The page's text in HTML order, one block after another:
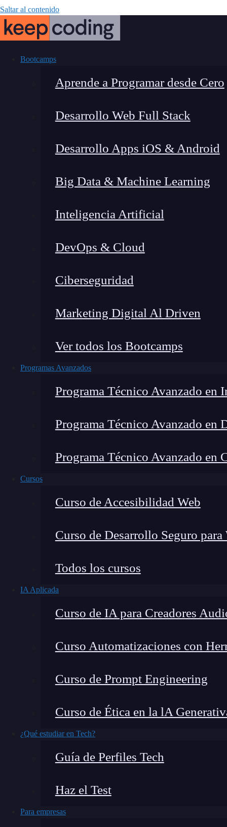
Saltar al contenido
Bootcamps
Aprende a Programar desde Cero
Desarrollo Web Full Stack
Desarrollo Apps iOS & Android
Big Data & Machine Learning
Inteligencia Artificial
DevOps & Cloud
Ciberseguridad
Marketing Digital Al Driven
Ver todos los Bootcamps
Programas Avanzados
Programa Técnico Avanzado en
Programa Técnico Avanzado
Programa Técnico Avanzado
Cursos
Curso de Accesibilidad Web
Curso de Desarrollo Seguro para
Todos los cursos
IA Aplicada
Curso de IA para Creadores
Curso Automatizaciones con
Curso de Prompt Engineering
Curso de Ética en la lA
¿Qué estudiar en Tech?
Guía de Perfiles Tech
Haz el Test
Para empresas
Ejercicio
Montana Martín López
Especialista en tecnología y formación digital,
En este post veremos un ejercicio práctico de
Desarrollo de ejercicio
variables con R
In [58]: concrete <- read.csv ("data/
col.names = c ("cemento", "escoria",